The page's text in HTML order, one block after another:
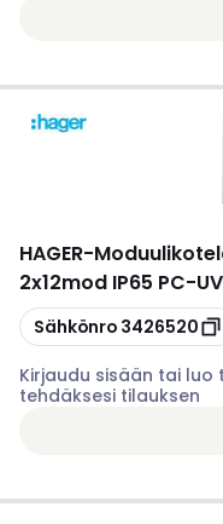
HAGER-
2x12mod IP65 PC-UV
Kopioi
Sähkönro 3426520
Kirjaudu sisään tai luo
tehdäksesi tilauksen